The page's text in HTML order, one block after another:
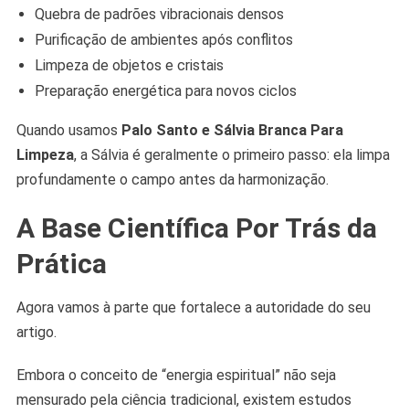
Quebra de padrões vibracionais densos
Purificação de ambientes após conflitos
Limpeza de objetos e cristais
Preparação energética para novos ciclos
Quando usamos Palo Santo e Sálvia Branca Para
Limpeza, a Sálvia é geralmente o primeiro passo: ela limpa
profundamente o campo antes da harmonização.
A Base Científica Por Trás da
Prática
Agora vamos à parte que fortalece a autoridade do seu
artigo.
Embora o conceito de “energia espiritual” não seja
mensurado pela ciência tradicional, existem estudos